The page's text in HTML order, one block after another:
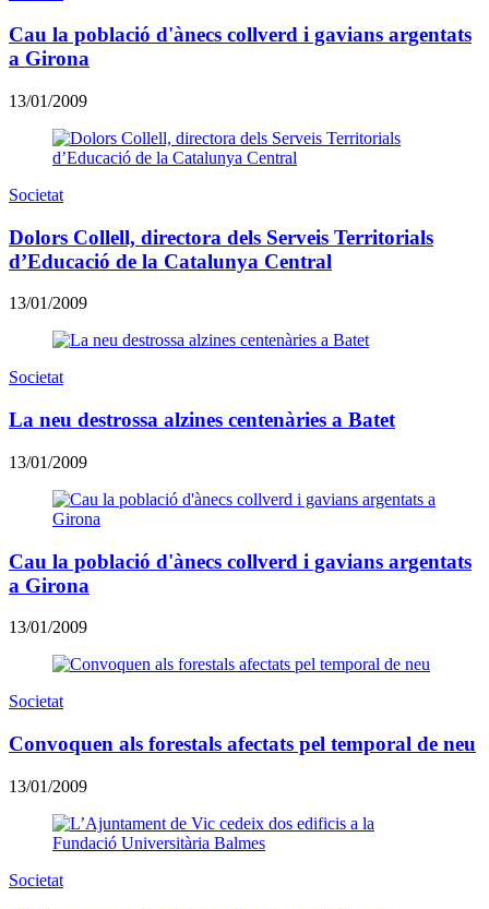
Cau la població d'ànecs collverd i gavians argentats
a Girona
13/01/2009
Societat
Dolors Collell, directora dels Serveis Territorials
d’Educació de la Catalunya Central
13/01/2009
Societat
La neu destrossa alzines centenàries a Batet
13/01/2009
Cau la població d'ànecs collverd i gavians argentats
a Girona
13/01/2009
Societat
Convoquen als forestals afectats pel temporal de neu
13/01/2009
Societat